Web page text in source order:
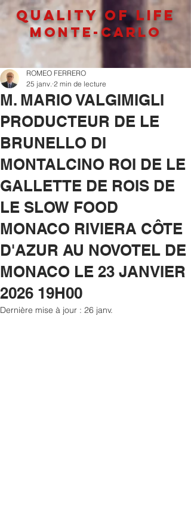
QUALITY OF LIFe
MONTE-CARLO
M. MARIO VALGIMIGLI
PRODUCTEUR DE LE
BRUNELLO DI
MONTALCINO ROI DE LE
GALLETTE DE ROIS DE
LE SLOW FOOD
MONACO RIVIERA CÔTE
D'AZUR AU NOVOTEL DE
MONACO LE 23 JANVIER
2026 19H00
ROMEO FERRERO
25 janv. 2 min de lecture
Dernière mise à jour : 26 janv.